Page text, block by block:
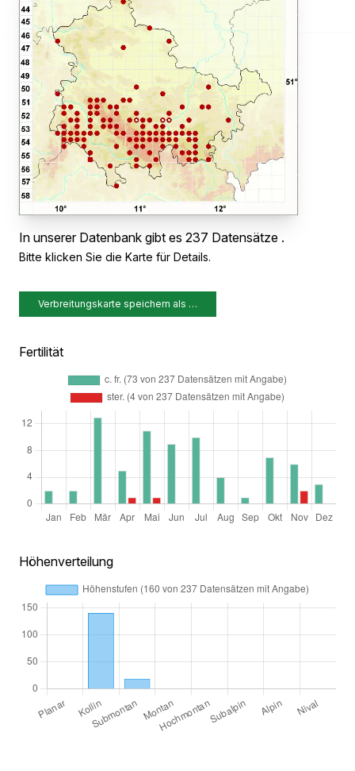
In unserer Datenbank gibt es 237 Datensätze .
Bitte klicken Sie die Karte für Details.
Verbreitungskarte speichern als …
Fertilität
Höhenverteilung